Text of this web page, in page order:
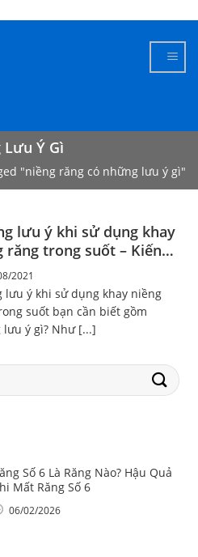
Ý Gì
"niềng răng có những lưu ý gì"
lưu ý khi sử dụng khay
răng trong suốt – Kiến
2021
lưu ý khi sử dụng khay niềng
suốt bạn cần biết gồm
lưu ý gì? Như [...]
Số 6 Là Răng Nào? Hậu Quả
Mất Răng Số 6
06/02/2026